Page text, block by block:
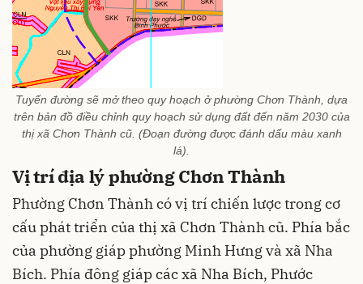
Tuyến đường sẽ mở theo quy hoạch ở phường Chơn Thành, dựa
trên bản đồ điều chỉnh quy hoạch sử dụng đất đến năm 2030 của
thị xã Chơn Thành cũ. (Đoạn đường được đánh dấu màu xanh
lá).
Vị trí địa lý phường Chơn Thành
Phường Chơn Thành có vị trí chiến lược trong cơ
cấu phát triển của thị xã Chơn Thành cũ. Phía bắc
của phường giáp phường Minh Hưng và xã Nha
Bích. Phía đông giáp các xã Nha Bích, Phước